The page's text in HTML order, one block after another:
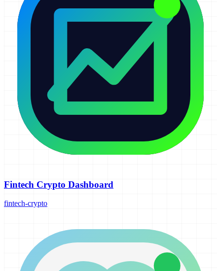
Fintech Crypto Dashboard
fintech-crypto